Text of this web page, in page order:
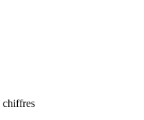
chiffres